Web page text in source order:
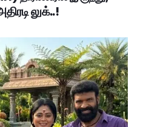
லுக்..!